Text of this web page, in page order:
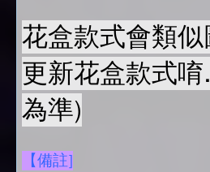
花盒款式會類
更新花盒款式
為準)
【備註]